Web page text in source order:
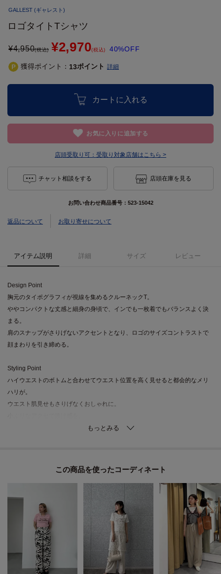
GALLEST (ギャレスト)
ロゴタイトTシャツ
¥4,950(税込) ¥2,970(税込) 40%OFF
獲得ポイント： 13ポイント 詳細
カートに入れる
お気に入りに追加する
店頭受取り可： 受取り対象店舗はこちら >
チャット相談をする 店頭在庫を見る
お問い合わせ商品番号： 523-15042
返品について お取り寄せについて
アイテム説明 詳細 サイズ レビュー
Design Point
胸元のタイポグラフィが視線を集めるクルーネックT。
ややコンパクトな丈感と細身の身頃で、インでも一枚着でもバランスよく決
まる。
肩のスナップがさりげないアクセントとなり、ロゴのサイズコントラストで
顔まわりを引き締める。
Styling Point
ハイウエストのボトムと合わせてウエスト位置を高く見せると都会的なメリ
ハリが。
ウエスト肌見せもさりげなくおしゃれに。
着込むほどに馴染んで自然なこなれ感が出る仕様。
モデル身長：174cm 着用サイズ：38（M）
＊＊＊＊＊＊＊＊＊＊＊＊＊＊＊＊＊＊＊＊＊＊＊＊＊＊＊＊＊
気になるアイテムは【お気に入り登録】がおすすめ！
気になるアイテムのページにある「ハートマーク」をクリックして簡単に追
この商品を使った